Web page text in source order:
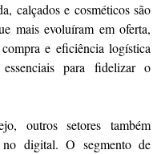
calçados e cosméticos são
mais evoluíram em oferta,
e eficiência logística
para fidelizar o
outros setores também
no digital. O segmento de